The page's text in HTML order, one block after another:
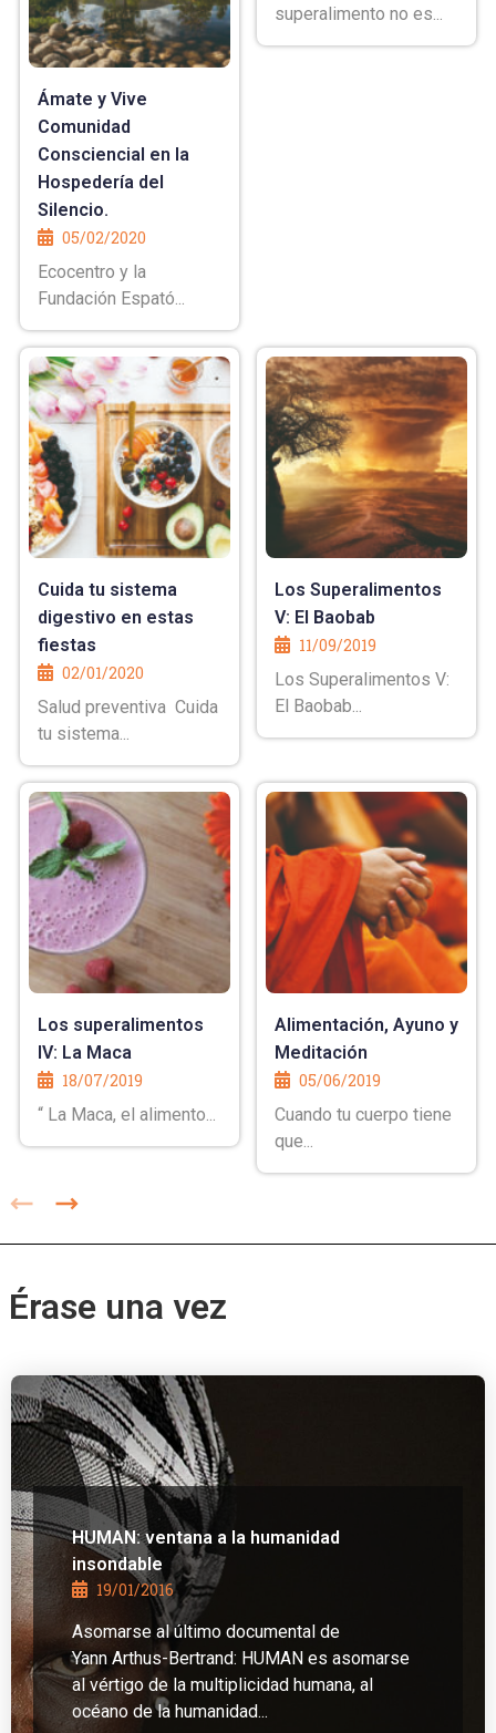
Ámate y Vive
Comunidad
Consciencial en la
Hospedería del
Silencio.
05/02/2020
Ecocentro y la
Fundación Espató...
superalimento no es...
Cuida tu sistema
digestivo en estas
fiestas
02/01/2020
Salud preventiva Cuida
tu sistema...
Los Superalimentos
V: El Baobab
11/09/2019
Los Superalimentos V:
El Baobab...
Los superalimentos
IV: La Maca
18/07/2019
“ La Maca, el alimento...
Alimentación, Ayuno y
Meditación
05/06/2019
Cuando tu cuerpo tiene
que...
Érase una vez
HUMAN: ventana a la humanidad
insondable
19/01/2016
Asomarse al último documental de
Yann Arthus-Bertrand: HUMAN es asomarse
al vértigo de la multiplicidad humana, al
océano de la humanidad...